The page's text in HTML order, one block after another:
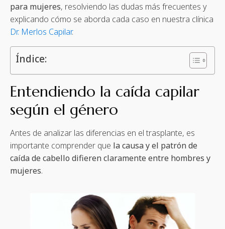
para mujeres, resolviendo las dudas más frecuentes y
explicando cómo se aborda cada caso en nuestra clínica
Dr. Merlos Capilar.
Índice:
Entendiendo la caída capilar
según el género
Antes de analizar las diferencias en el trasplante, es
importante comprender que la causa y el patrón de
caída de cabello difieren claramente entre hombres y
mujeres.